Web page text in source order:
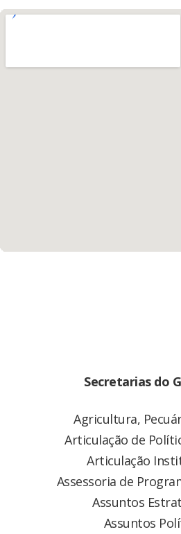
Secretarias do
Agricultura,
Articulação de
Articulação
Assessoria de
Assuntos
Assuntos